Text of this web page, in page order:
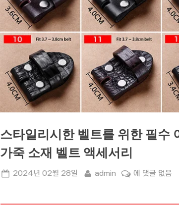
스타일리시한 벨트를 위한 필수
가죽 소재 벨트 액세서리
Posted
2024년 02월 28일 By
admin
스
에 댓글 없음